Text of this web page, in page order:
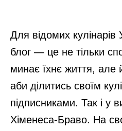
Для відомих кулінарів
блог — це не тільки
минає їхнє життя, але
аби ділитись своїм
підписниками. Так і у
Хіменеса-Браво. На